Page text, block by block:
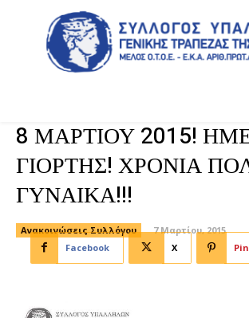
8 ΜΑΡΤΙΟΥ 2015!
ΓΙΟΡΤΗΣ! ΧΡΟΝΙΑ
ΓΥΝΑΙΚΑ!!!
Ανακοινώσεις Συλλόγου
7 Μαρτίου, 2015
Facebook
X